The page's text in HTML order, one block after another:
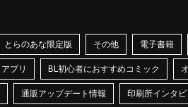
とらのあな限定版 その他 電子書籍
アプリ BL初心者におすすめコミック
通販アップデート情報 印刷所インタ